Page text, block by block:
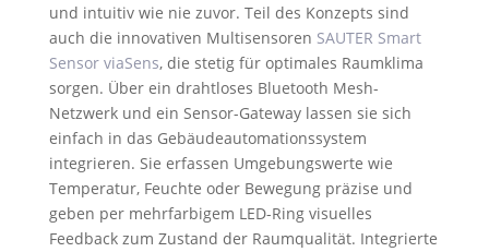
und intuitiv wie nie zuvor. Teil des Konzepts sind
auch die innovativen Multisensoren SAUTER Smart
Sensor viaSens, die stetig für optimales Raumklima
sorgen. Über ein drahtloses Bluetooth Mesh-
Netzwerk und ein Sensor-Gateway lassen sie sich
einfach in das Gebäudeautomationssystem
integrieren. Sie erfassen Umgebungswerte wie
Temperatur, Feuchte oder Bewegung präzise und
geben per mehrfarbigem LED-Ring visuelles
Feedback zum Zustand der Raumqualität. Integrierte